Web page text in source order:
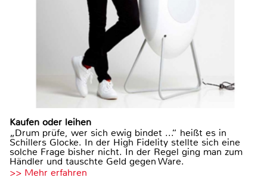
Kaufen oder leihen
„Drum prüfe, wer sich ewig bindet ...“ heißt es in
Schillers Glocke. In der High Fidelity stellte sich eine
solche Frage bisher nicht. In der Regel ging man zum
Händler und tauschte Geld gegen Ware.
>> Mehr erfahren